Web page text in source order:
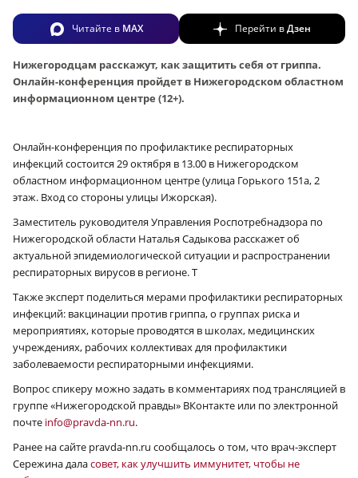
Читайте в MAX Перейти вДзен
Нижегородцам расскажут, как защитить себя от гриппа.
Онлайн-конференция пройдет в Нижегородском областном
информационном центре (12+).
Онлайн-конференция по профилактике респираторных
инфекций состоится 29 октября в 13.00 в Нижегородском
областном информационном центре (улица Горького 151а, 2
этаж. Вход со стороны улицы Ижорская).
Заместитель руководителя Управления Роспотребнадзора по
Нижегородской области Наталья Садыкова расскажет об
актуальной эпидемиологической ситуации и распространении
респираторных вирусов в регионе. Т
Также эксперт поделиться мерами профилактики респираторных
инфекций: вакцинации против гриппа, о группах риска и
мероприятиях, которые проводятся в школах, медицинских
учреждениях, рабочих коллективах для профилактики
заболеваемости респираторными инфекциями.
Вопрос спикеру можно задать в комментариях под трансляцией в
группе «Нижегородской правды» ВКонтакте или по электронной
почте info@pravda-nn.ru.
Ранее на сайте pravda-nn.ru сообщалось о том, что врач-эксперт
Сережина даласовет, как улучшить иммунитет, чтобы не